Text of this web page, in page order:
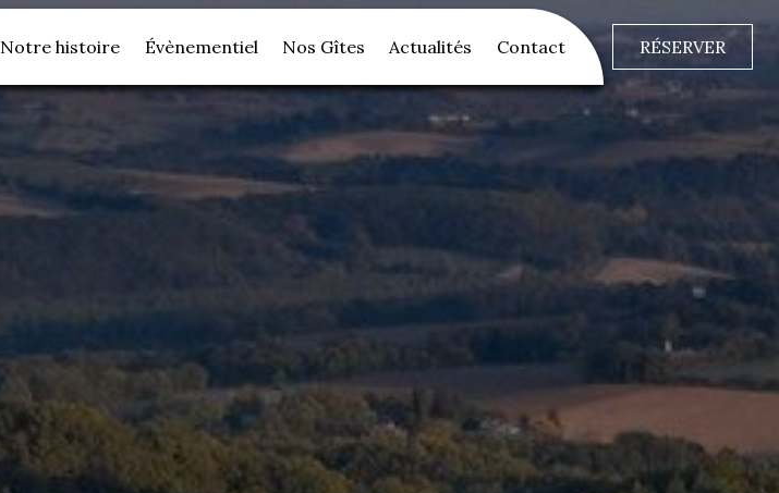
Notre histoire Évènementiel Nos Gîtes Actualités Contact RÉSERVER